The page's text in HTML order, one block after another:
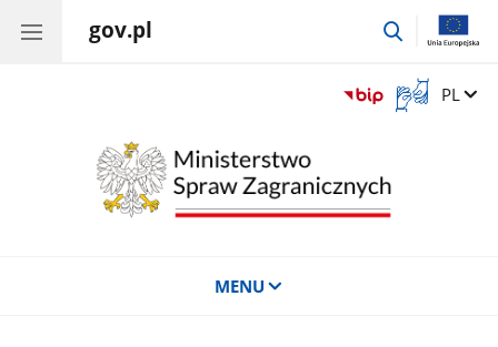
gov.pl
przejdź
Otwórz
okno
Zmień
PL
MENU